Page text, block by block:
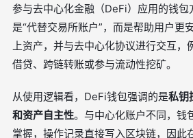
参与去中心化金融（DeFi）应用的钱
是“代替交易所账户”，而是帮助用户更
上资产，并与去中心化协议进行交互，
借贷、跨链转账或参与流动性挖矿。
从使用逻辑看，DeFi钱包强调的是私钥
和资产自主性。与中心化账户不同，钱
掌握，操作记录直接写入区块链，因此